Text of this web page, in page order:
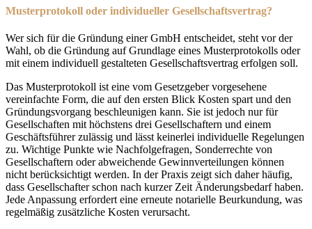
Musterprotokoll oder individueller Gesellschaftsvertrag?
Wer sich für die Gründung einer GmbH entscheidet, steht vor der
Wahl, ob die Gründung auf Grundlage eines Musterprotokolls oder
mit einem individuell gestalteten Gesellschaftsvertrag erfolgen soll.
Das Musterprotokoll ist eine vom Gesetzgeber vorgesehene
vereinfachte Form, die auf den ersten Blick Kosten spart und den
Gründungsvorgang beschleunigen kann. Sie ist jedoch nur für
Gesellschaften mit höchstens drei Gesellschaftern und einem
Geschäftsführer zulässig und lässt keinerlei individuelle Regelungen
zu. Wichtige Punkte wie Nachfolgefragen, Sonderrechte von
Gesellschaftern oder abweichende Gewinnverteilungen können
nicht berücksichtigt werden. In der Praxis zeigt sich daher häufig,
dass Gesellschafter schon nach kurzer Zeit Änderungsbedarf haben.
Jede Anpassung erfordert eine erneute notarielle Beurkundung, was
regelmäßig zusätzliche Kosten verursacht.